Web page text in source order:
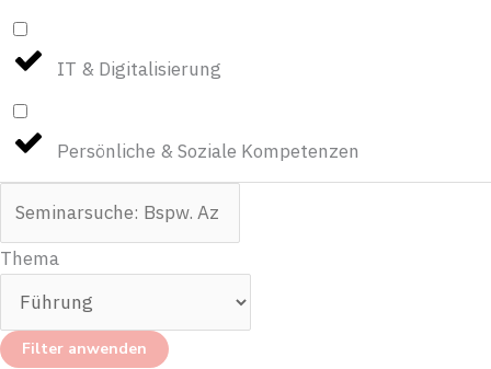
IT & Digitalisierung
Persönliche & Soziale Kompetenzen
Thema
Filter anwenden